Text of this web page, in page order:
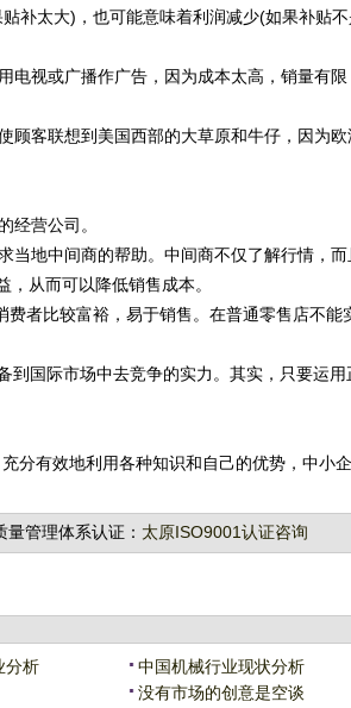
补太大)，也可能意味着利润减少(如果补贴
视或广播作广告，因为成本太高，销量有限
客联想到美国西部的大草原和牛仔，因为欧
经营公司。
地中间商的帮助。中间商不仅了解行情，
，从而可以降低销售成本。
者比较富裕，易于销售。在普通零售店不能
国际市场中去竞争的实力。其实，只要运用
有效地利用各种知识和自己的优势，中小企
量管理体系认证： 太原ISO9001认证咨询
分析
中国机械行业现状分析
没有市场的创意是空谈